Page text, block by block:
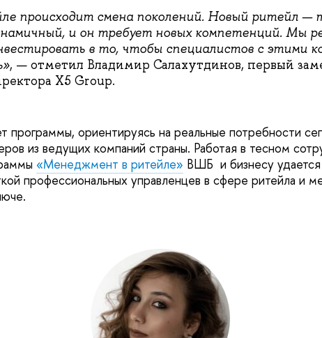
происходит смена поколений. Новый ритейл —
и он требует новых компетенций. Мы
в то, чтобы специалистов с этими
, — отметил Владимир Салахутдинов, первый
X5 Group.
программы, ориентируясь на реальные потребности
из ведущих компаний страны. Работая в тесном
«Менеджмент в ритейле» ВШБ и бизнесу удается
профессиональных управленцев в сфере ритейла и